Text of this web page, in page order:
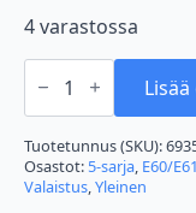
4 varastossa
BMW
E61
oikea
määrä
Tuotetunnus (SKU):
Osastot: 5-sarja E60/E61
Valaistus Yleinen